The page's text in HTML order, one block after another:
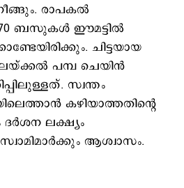
രാപകല്‍
ബസുകള്‍ ഈമട്ടില്‍
ചിട്ടയായ
പമ്പ ചെയിന്‍
സ്വന്തം
കഴിയാത്തതിന്‍റെ
ദര്‍ശന ലക്ഷ്യം
ആശ്വാസം.